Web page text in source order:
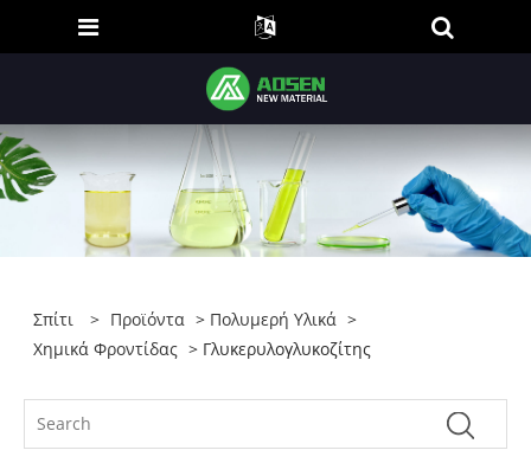
Σπίτι > Προϊόντα > Πολυμερή Υλικά >
Χημικά Φροντίδας > Γλυκερυλογλυκοζίτης